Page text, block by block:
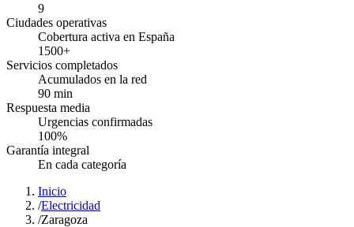
9
Ciudades operativas
Cobertura activa en España
1500+
Servicios completados
Acumulados en la red
90 min
Respuesta media
Urgencias confirmadas
100%
Garantía integral
En cada categoría
Inicio
/Electricidad
/Zaragoza